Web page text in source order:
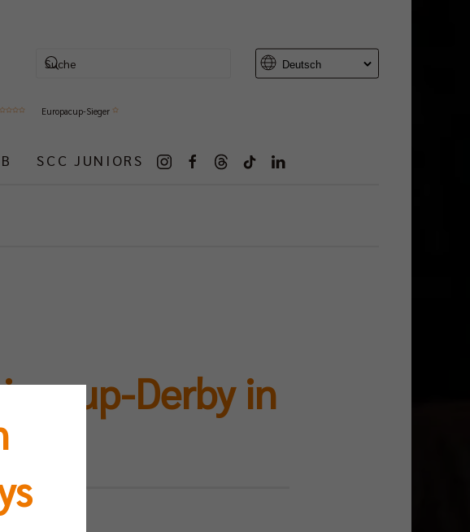
Europacup-Sieger
SCC JUNIORS
Derby in